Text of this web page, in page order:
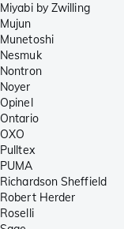
Miyabi by Zwilling
Mujun
Munetoshi
Nesmuk
Nontron
Noyer
Opinel
Ontario
OXO
Pulltex
PUMA
Richardson Sheffield
Robert Herder
Roselli